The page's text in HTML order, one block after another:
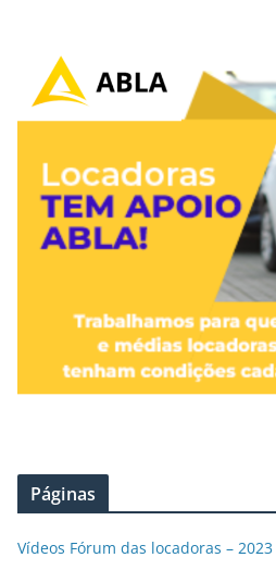
Páginas
Vídeos Fórum das locadoras – 2023